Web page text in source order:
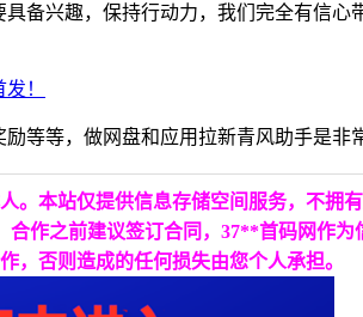
备兴趣，保持行动力，我们完全有信
等等，做网盘和应用拉新青风助手是非
。本站仅提供信息存储空间服务，不
合作之前建议签订合同，37**首码网作
，否则造成的任何损失由您个人承担。